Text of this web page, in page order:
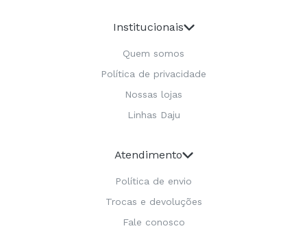
Institucionais
Quem somos
Política de privacidade
Nossas lojas
Linhas Daju
Atendimento
Política de envio
Trocas e devoluções
Fale conosco